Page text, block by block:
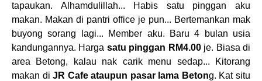
tapaukan. Alhamdulillah... Habis satu pinggan aku
makan. Makan di pantri office je pun... Bertemankan mak
buyong sorang lagi... Member aku. Baru 4 bulan usia
kandungannya. Harga satu pinggan RM4.00je. Biasa di
area Betong, kalau nak carik menu sedap... Kitorang
makan di JR Cafe ataupun pasar lama Betong. Kat situ